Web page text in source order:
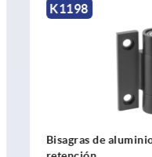
K0439
Bisagras de